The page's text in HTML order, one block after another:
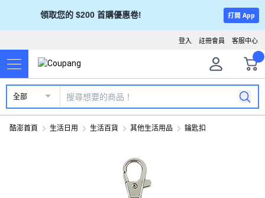
領取您的 $200 首購優惠卷! 打開 App
客服中心
註冊會員
登入
全部
酷澎首頁 生活日用 生活百貨 其他生活用品 鑰匙扣